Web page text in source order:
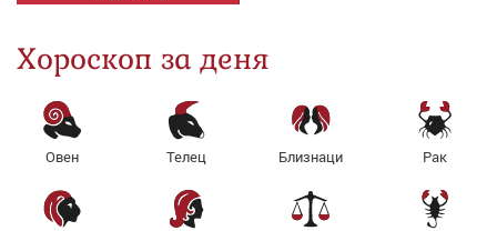
Хороскоп за деня
Овен Телец Близнаци Рак